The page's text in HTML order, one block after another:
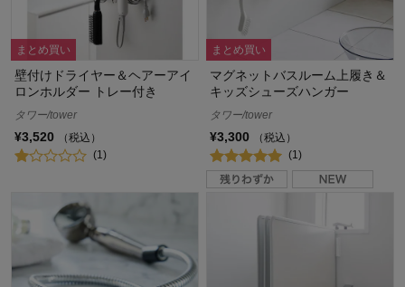
まとめ買い
壁付けドライヤー＆ヘアーアイ
ロンホルダー トレー付き
タワー/tower
¥3,520
（税込）
(1)
まとめ買い
マグネットバスルーム上履き＆
キッズシューズハンガー
タワー/tower
¥3,300
（税込）
(1)